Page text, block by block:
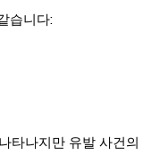
습니다:
타나지만 유발 사건의